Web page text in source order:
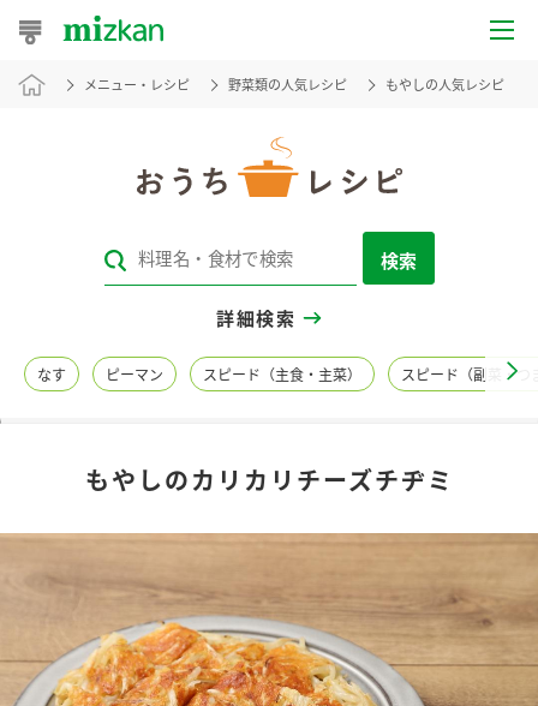
おうちレシピ
レシピカテゴリ一覧
レシピ名特集
商品情報
酢 調味酢
新商品一覧
キャンペーン情報
メニュー・レシピ 野菜類の人気レシピ もやしの人気レシピ
検索
詳細検索
なす ピーマン スピード（主食・主菜） スピード（副菜・つ
もやしのカリカリチーズチヂミ